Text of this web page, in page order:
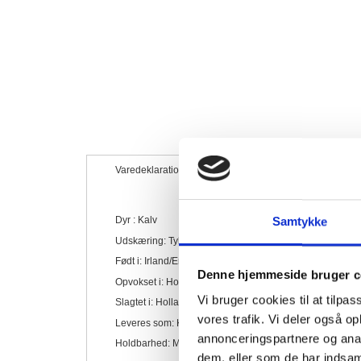
Samtykke
Denne hjemmeside bruger
Vi bruger cookies til at
vores trafik. Vi deler også
annonceringspartnere og
dem, eller som de har
Varedeklaration
Dyr : Kalv
Udskæring: Tykkam
Født i: Irland/England
Opvokset i: Holland
Slagtet i: Holland
Leveres som: Kølevare
Holdbarhed: Minimum 10 dage.